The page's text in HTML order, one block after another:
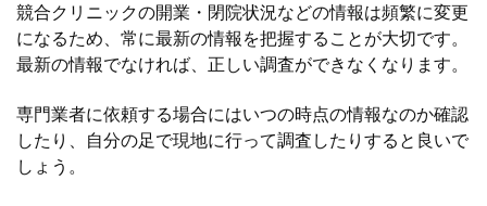
競合クリニックの開業・閉院状況などの情報は頻繁に変更
になるため、常に最新の情報を把握することが大切です。
最新の情報でなければ、正しい調査ができなくなります。
専門業者に依頼する場合にはいつの時点の情報なのか確認
したり、自分の足で現地に行って調査したりすると良いで
しょう。